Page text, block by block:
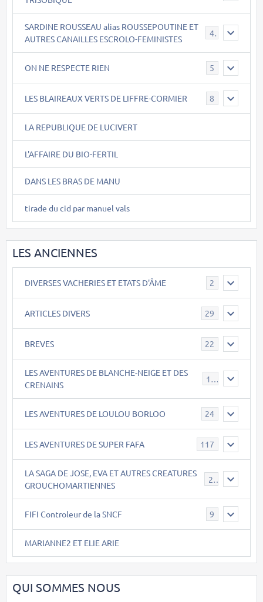
SARDINE ROUSSEAU alias ROUSSEPOUTINE ET
AUTRES CANAILLES ESCROLO-FEMINISTES
40
ON NE RESPECTE RIEN 5
LES BLAIREAUX VERTS DE LIFFRE-CORMIER 8
LA REPUBLIQUE DE LUCIVERT
L'AFFAIRE DU BIO-FERTIL
DANS LES BRAS DE MANU
tirade du cid par manuel vals
LES ANCIENNES
DIVERSES VACHERIES ET ETATS D'ÂME 2
ARTICLES DIVERS 29
BREVES 22
LES AVENTURES DE BLANCHE-NEIGE ET DES
CRENAINS
17
LES AVENTURES DE LOULOU BORLOO 24
LES AVENTURES DE SUPER FAFA 117
LA SAGA DE JOSE, EVA ET AUTRES CREATURES
GROUCHOMARTIENNES
26
FIFI Controleur de la SNCF 9
MARIANNE2 ET ELIE ARIE
QUI SOMMES NOUS